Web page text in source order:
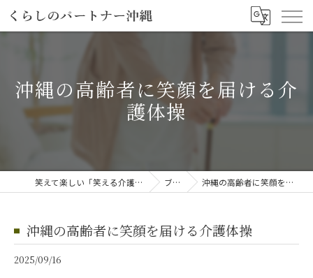
沖縄の高齢者に笑顔を届ける介
護体操
笑えて楽しい「笑える介護予防体操教室」 ブログ 沖縄の高齢者に笑顔を届ける介護体操
沖縄の高齢者に笑顔を届ける介護体操
2025/09/16